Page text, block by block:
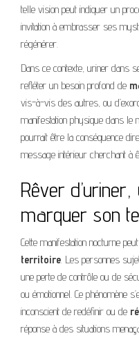
telle vision peut indiquer un
invitation à embrasser ses
régénérer.
Dans ce contexte, uriner dans
refléter un besoin profond de
vis-à-vis des autres, ou
manifestation physique dans le
pourrait être la conséquence
message intérieur cherchant à
Rêver
marquer son
Cette manifestation nocturne
territoire. Les personnes
une perte de contrôle ou de
ou émotionnel. Ce phénomène
inconscient de redéfinir ou de
réponse à des situations